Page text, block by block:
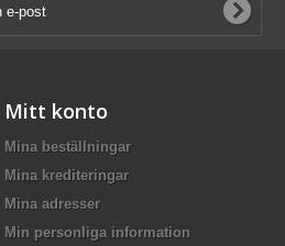
Mitt konto
Mina beställningar
Mina krediteringar
Mina adresser
Min personliga information